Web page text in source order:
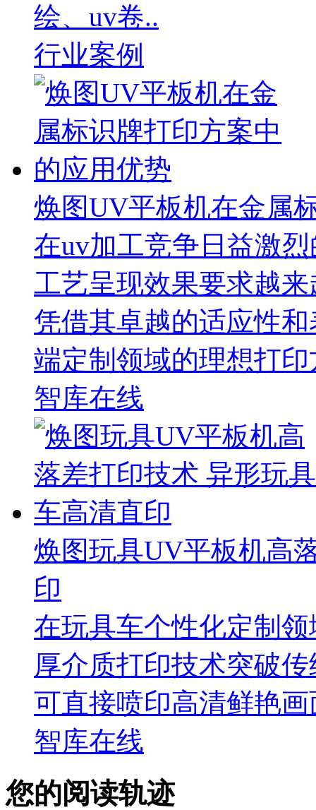
绘、uv卷..
行业案例
焕图UV平板机在金属
在uv加工竞争日益激
工艺呈现效果要求越
凭借其卓越的适应性
端定制领域的理想打
智库在线
焕图玩具UV平板机高
印
在玩具车个性化定制
厚介质打印技术突破
可直接喷印高清鲜艳画
智库在线
您的阅读轨迹